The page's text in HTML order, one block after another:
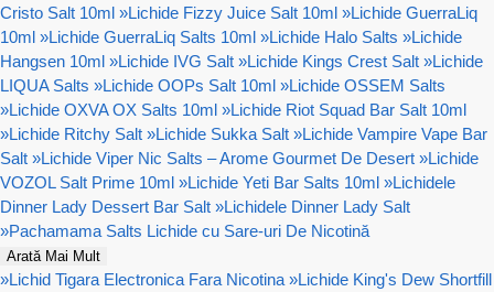
Cristo Salt 10ml »Lichide Fizzy Juice Salt 10ml »Lichide GuerraLiq
10ml »Lichide GuerraLiq Salts 10ml »Lichide Halo Salts »Lichide
Hangsen 10ml »Lichide IVG Salt »Lichide Kings Crest Salt »Lichide
LIQUA Salts »Lichide OOPs Salt 10ml »Lichide OSSEM Salts
»Lichide OXVA OX Salts 10ml »Lichide Riot Squad Bar Salt 10ml
»Lichide Ritchy Salt »Lichide Sukka Salt »Lichide Vampire Vape Bar
Salt »Lichide Viper Nic Salts – Arome Gourmet De Desert »Lichide
VOZOL Salt Prime 10ml »Lichide Yeti Bar Salts 10ml »Lichidele
Dinner Lady Dessert Bar Salt »Lichidele Dinner Lady Salt
»Pachamama Salts Lichide cu Sare-uri De Nicotină
Arată Mai Mult
»Lichid Tigara Electronica Fara Nicotina »Lichide King's Dew Shortfill